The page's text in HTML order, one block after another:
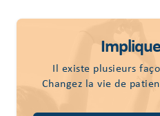
Il existe plusieurs
Changez la vie de